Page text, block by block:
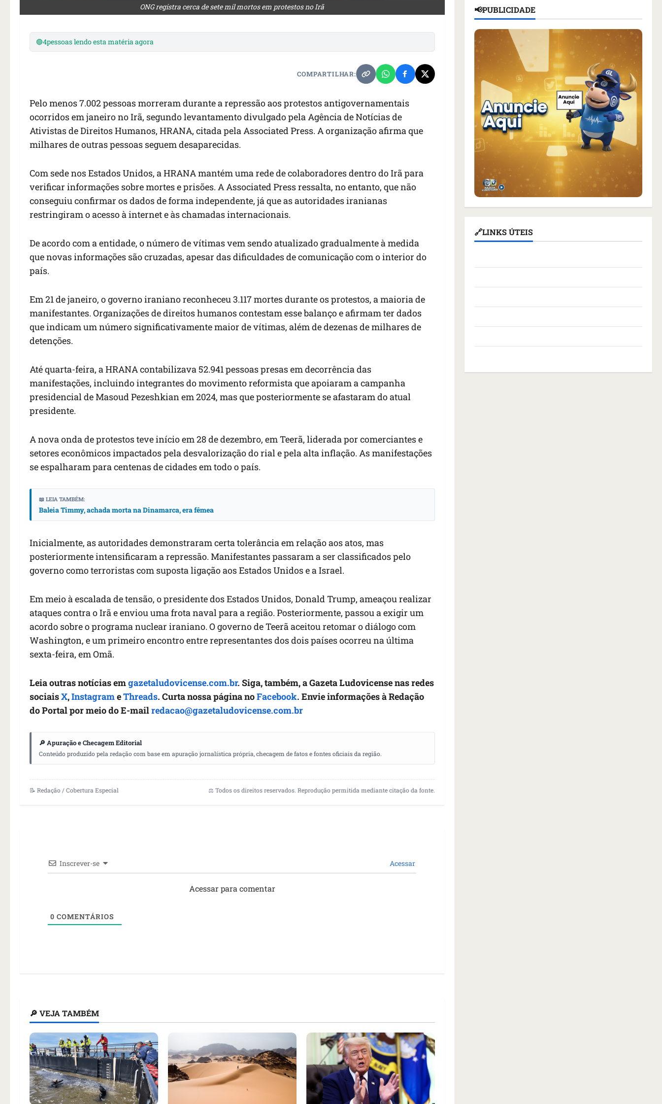
ONG registra cerca de sete mil mortos em protestos no Irã
🟢4pessoas lendo esta matéria agora
COMPARTILHAR:
Pelo menos 7.002 pessoas morreram durante a repressão aos protestos antigovernamentais
ocorridos em janeiro no Irã, segundo levantamento divulgado pela Agência de Notícias de
Ativistas de Direitos Humanos, HRANA, citada pela Associated Press. A organização afirma que
milhares de outras pessoas seguem desaparecidas.
Com sede nos Estados Unidos, a HRANA mantém uma rede de colaboradores dentro do Irã para
verificar informações sobre mortes e prisões. A Associated Press ressalta, no entanto, que não
conseguiu confirmar os dados de forma independente, já que as autoridades iranianas
restringiram o acesso à internet e às chamadas internacionais.
De acordo com a entidade, o número de vítimas vem sendo atualizado gradualmente à medida
que novas informações são cruzadas, apesar das dificuldades de comunicação com o interior do
país.
Em 21 de janeiro, o governo iraniano reconheceu 3.117 mortes durante os protestos, a maioria de
manifestantes. Organizações de direitos humanos contestam esse balanço e afirmam ter dados
que indicam um número significativamente maior de vítimas, além de dezenas de milhares de
detenções.
Até quarta-feira, a HRANA contabilizava 52.941 pessoas presas em decorrência das
manifestações, incluindo integrantes do movimento reformista que apoiaram a campanha
presidencial de Masoud Pezeshkian em 2024, mas que posteriormente se afastaram do atual
presidente.
A nova onda de protestos teve início em 28 de dezembro, em Teerã, liderada por comerciantes e
setores econômicos impactados pela desvalorização do rial e pela alta inflação. As manifestações
se espalharam para centenas de cidades em todo o país.
📖 LEIA TAMBÉM:
Baleia Timmy, achada morta na Dinamarca, era fêmea
Inicialmente, as autoridades demonstraram certa tolerância em relação aos atos, mas
posteriormente intensificaram a repressão. Manifestantes passaram a ser classificados pelo
governo como terroristas com suposta ligação aos Estados Unidos e a Israel.
Em meio à escalada de tensão, o presidente dos Estados Unidos, Donald Trump, ameaçou realizar
ataques contra o Irã e enviou uma frota naval para a região. Posteriormente, passou a exigir um
acordo sobre o programa nuclear iraniano. O governo de Teerã aceitou retomar o diálogo com
Washington, e um primeiro encontro entre representantes dos dois países ocorreu na última
sexta-feira, em Omã.
Leia outras notícias emgazetaludovicense.com.br. Siga, também, a Gazeta Ludovicense nas redes
sociaisX,InstagrameThreads. Curta nossa página noFacebook. Envie informações à Redação
do Portal por meio do E-mailredacao@gazetaludovicense.com.br
🔎 Apuração e Checagem Editorial
Conteúdo produzido pela redação com base em apuração jornalística própria, checagem de fatos e fontes oficiais da região.
📝 Redação / Cobertura Especial ⚖️ Todos os direitos reservados. Reprodução permitida mediante citação da fonte.
Inscrever-se Acessar
Acessar para comentar
0 COMENTÁRIOS
🔎 VEJA TAMBÉM
📢PUBLICIDADE
🔗LINKS ÚTEIS